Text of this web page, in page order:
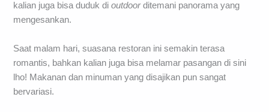
kalian juga bisa duduk dioutdoorditemani panorama yang
mengesankan.
Saat malam hari, suasana restoran ini semakin terasa
romantis, bahkan kalian juga bisa melamar pasangan di sini
lho! Makanan dan minuman yang disajikan pun sangat
bervariasi.